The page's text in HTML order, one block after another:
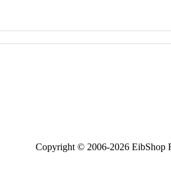
Copyright © 2006-2026 EibShop